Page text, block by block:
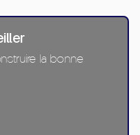
la bonne